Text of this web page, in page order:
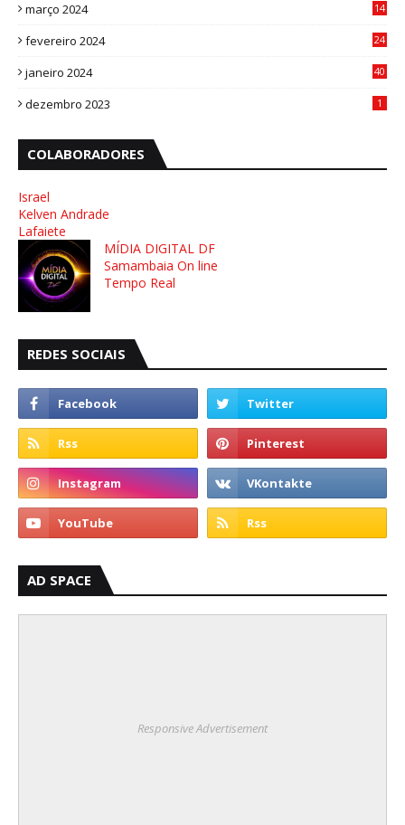
março 2024
14
fevereiro 2024
24
janeiro 2024
40
dezembro 2023 1
COLABORADORES
Israel
Kelven Andrade
Lafaiete
MÍDIA DIGITAL DF
Samambaia On line
Tempo Real
REDES SOCIAIS
AD SPACE
Responsive Advertisement